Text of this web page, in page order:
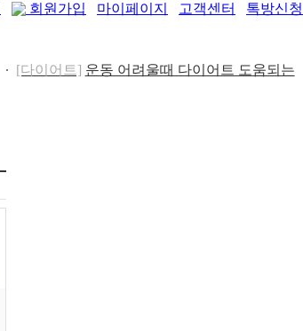
회원가입 마이페이지 고객센터 톡방신청
[패션/유행] 컬럼비아, 자연 분해되는 ‘지구의 ..